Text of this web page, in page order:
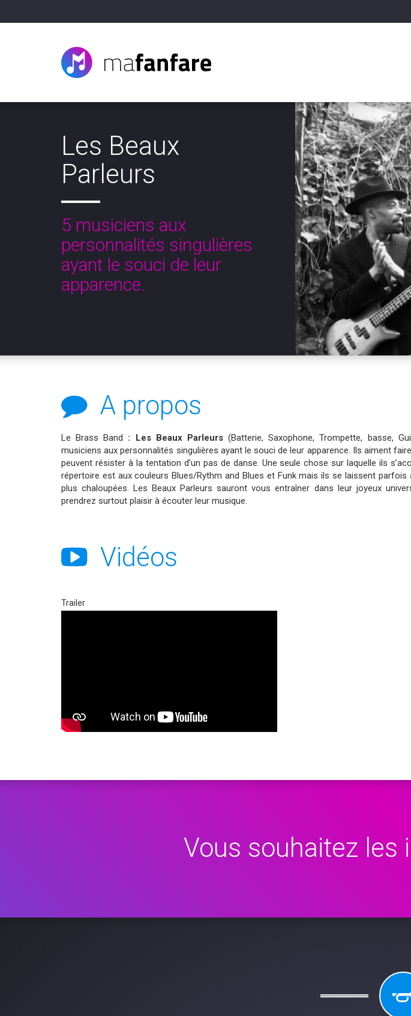
Les Beaux
Parleurs
5 musiciens aux
personnalités singulières
ayant le souci de leur
apparence.
A propos
Le Brass Band : Les Beaux Parleurs(Batterie, Saxophone, Trompette, basse,
musiciens aux personnalités singulières ayant le souci de leur apparence. Ils aiment
peuvent résister à la tentation d’un pas de danse. Une seule chose sur laquelle ils
répertoire est aux couleurs Blues/Rythm and Blues et Funk mais ils se laissent parfois
plus chaloupées. Les Beaux Parleurs sauront vous entraîner dans leur joyeux
prendrez surtout plaisir à écouter leur musique.
Vidéos
Trailer
Vous souhaitez les